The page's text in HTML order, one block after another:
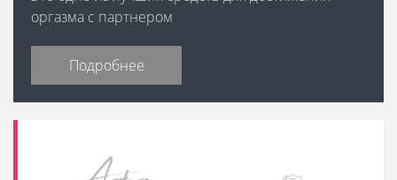
оргазма с партнером
Подробнее